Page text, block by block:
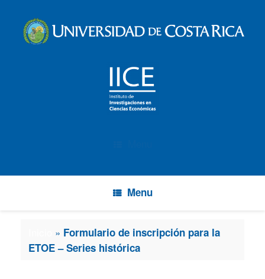
Menu
» Formulario de inscripción para la
ETOE – Series histórica